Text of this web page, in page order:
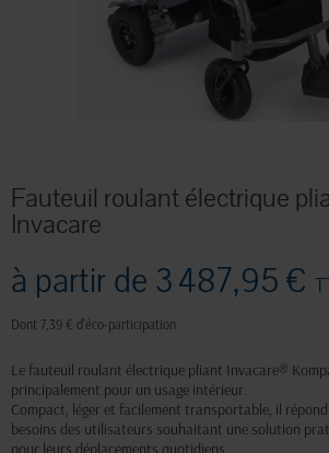
Fauteuil roulant électrique
Invacare
à partir de 3 487,95 €
Dont 7,39 € d'éco-participation
Le fauteuil roulant électrique pliant Invacare®
principalement pour un usage intérieur.
Compact, léger et facilement transportable, il
besoins des utilisateurs souhaitant une solution